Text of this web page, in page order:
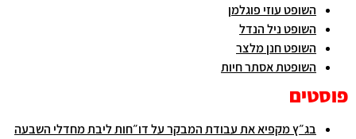
השופט עוזי פוגלמן
השופט ניל הנדל
השופט חנן מלצר
השופטת אסתר חיות
פוסטים
בג״ץ מקפיא את עבודת המבקר על דו״חות ליבת מחדלי השבעה